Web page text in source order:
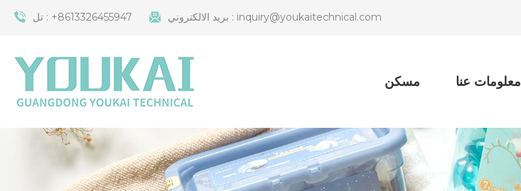
تل : +8613326455947 بريد الالكتروني : inquiry@youkaitechnical.com
مسكن معلومات عنا